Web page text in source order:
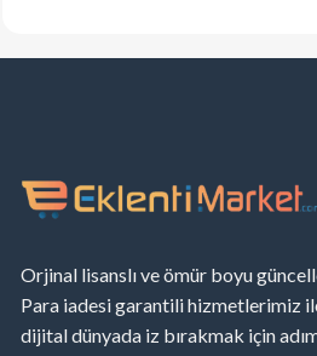
Orjinal lisanslı ve ömür boyu
Para iadesi garantili hizmetlerimiz
dijital dünyada iz bırakmak için